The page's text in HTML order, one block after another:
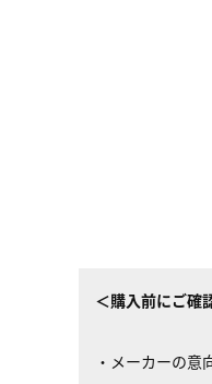
＜購入前にご確
・メーカーの意